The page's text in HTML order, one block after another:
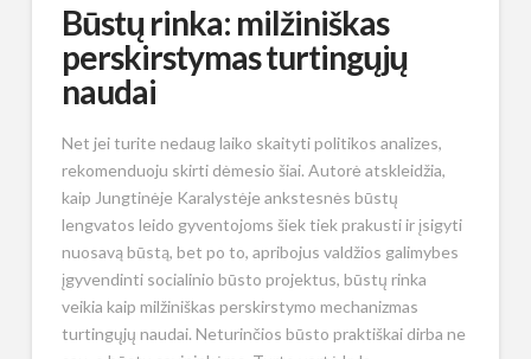
Būstų rinka: milžiniškas
perskirstymas turtingųjų
naudai
Net jei turite nedaug laiko skaityti politikos analizes,
rekomenduoju skirti dėmesio šiai. Autorė atskleidžia,
kaip Jungtinėje Karalystėje ankstesnės būstų
lengvatos leido gyventojoms šiek tiek prakusti ir įsigyti
nuosavą būstą, bet po to, apribojus valdžios galimybes
įgyvendinti socialinio būsto projektus, būstų rinka
veikia kaip milžiniškas perskirstymo mechanizmas
turtingųjų naudai. Neturinčios būsto praktiškai dirba ne